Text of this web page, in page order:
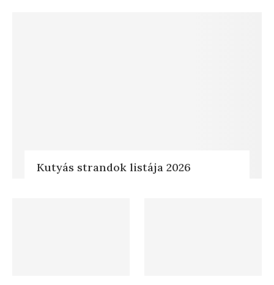
Kutyás strandok listája 2026